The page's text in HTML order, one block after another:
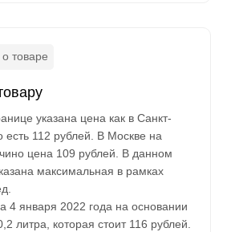
указана цена как в Санкт-
есть 112 рублей. В Москве на
цена 109 рублей. В данном
максимальная в рамках
4 января 2022 года на основании
литра, которая стоит 116 рублей.